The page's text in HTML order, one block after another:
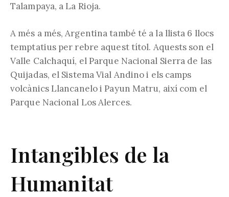
Talampaya, a La Rioja.
A més a més, Argentina també té a la llista 6 llocs
temptatius per rebre aquest títol. Aquests son el
Valle Calchaquí, el Parque Nacional Sierra de las
Quijadas, el Sistema Vial Andino i els camps
volcànics Llancanelo i Payun Matru, així com el
Parque Nacional Los Alerces.
Intangibles de la
Humanitat